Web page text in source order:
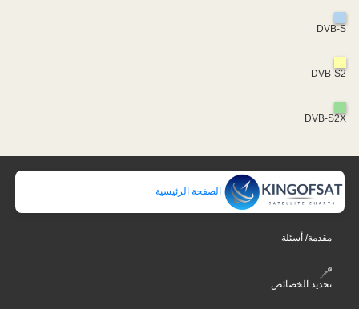
DVB-S
DVB-S2
DVB-S2X
الصفحة الرئيسية
مقدمة/ أسئلة
تحديد الخصائص